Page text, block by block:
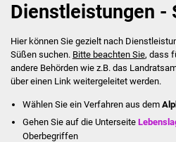
Dienstleistungen -
Hier können Sie gezielt nach
Süßen suchen. Bitte beachten Sie, dass
andere Behörden wie z.B. das
über einen Link weitergeleitet werden.
Wählen Sie ein Verfahren aus dem
Gehen Sie auf die Unterseite
Oberbegriffen